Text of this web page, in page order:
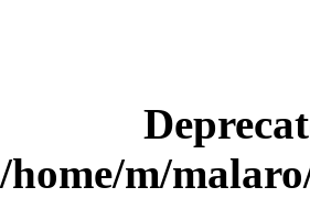
/home/m/